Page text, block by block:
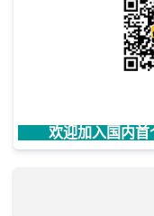
欢迎加入国内